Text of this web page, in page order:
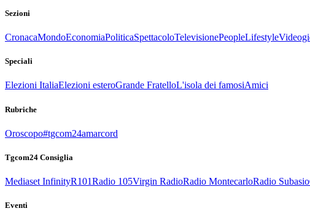
Sezioni
CronacaMondoEconomiaPoliticaSpettacoloTelevisionePeopleLifestyle
Speciali
Elezioni ItaliaElezioni esteroGrande FratelloL'isola dei famosiAmici
Rubriche
Oroscopo#tgcom24amarcord
Tgcom24 Consiglia
Mediaset InfinityR101Radio 105Virgin RadioRadio MontecarloRadio Subasio
Eventi